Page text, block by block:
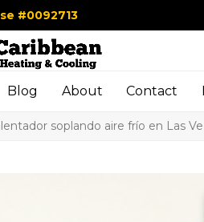
#0092713
Blog About Contact
soplando aire frío en Las